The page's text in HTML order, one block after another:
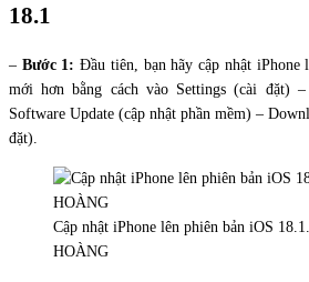
18.1
– Bước 1: Đầu tiên, bạn hãy cập nhật iPhone
mới hơn bằng cách vào Settings (cài đặt)
Software Update (cập nhật phần mềm) –
đặt).
Cập nhật iPhone lên phiên bản iOS
HOÀNG